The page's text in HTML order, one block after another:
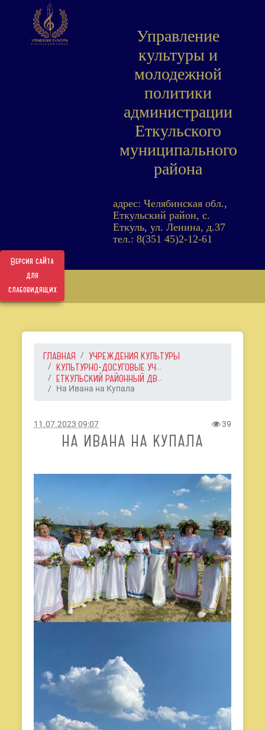
Версия сайта
для
слабовидящих
Управление
культуры и
молодежной
политики
администрации
Еткульского
муниципального
района
адрес: Челябинская обл.,
Еткульский район, с.
Еткуль, ул. Ленина, д.37
тел.: 8(351 45)2-12-61
ГЛАВНАЯ
УЧРЕЖДЕНИЯ КУЛЬТУРЫ
КУЛЬТУРНО-ДОСУГОВЫЕ УЧ...
ЕТКУЛЬСКИЙ РАЙОННЫЙ ДВ...
На Ивана на Купала
11.07.2023 09:07 39
НА ИВАНА НА КУПАЛА